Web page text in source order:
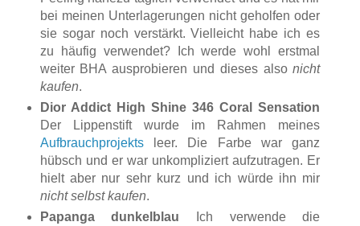
bei meinen Unterlagerungen nicht geholfen oder
sie sogar noch verstärkt. Vielleicht habe ich es
zu häufig verwendet? Ich werde wohl erstmal
weiter BHA ausprobieren und dieses alsonicht
kaufen.
Dior Addict High Shine 346 Coral Sensation
Der Lippenstift wurde im Rahmen meines
Aufbrauchprojektsleer. Die Farbe war ganz
hübsch und er war unkompliziert aufzutragen. Er
hielt aber nur sehr kurz und ich würde ihn mir
nicht selbst kaufen.
Papanga dunkelblau Ich verwende die